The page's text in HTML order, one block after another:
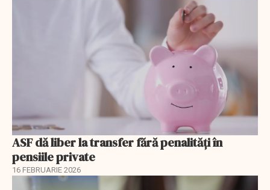
ASF dă liber la transfer fără penalități în
pensiile private
16 FEBRUARIE 2026